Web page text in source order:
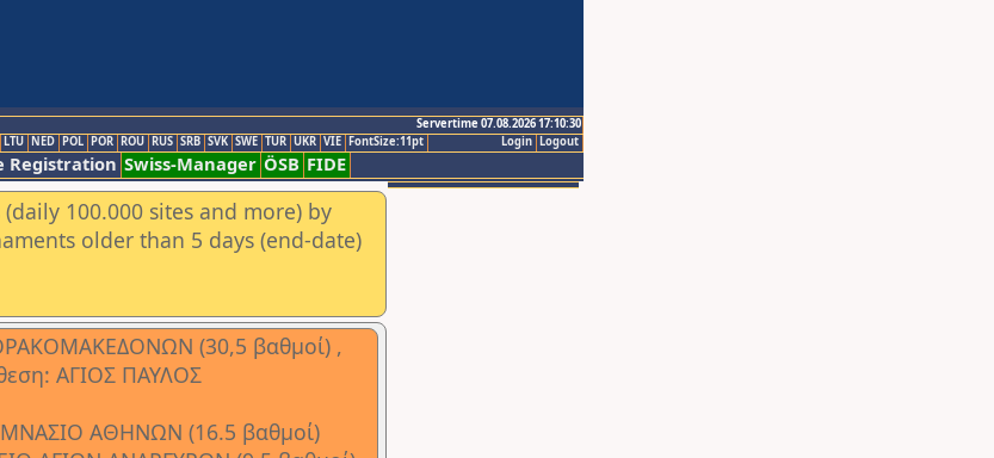
Servertime 07.08.2026 17:10:30
Logout
Login
LTU NED POL POR ROU RUS SRB SVK SWE TUR UKR VIE FontSize:11pt
Registration Swiss-Manager ÖSB FIDE
100.000 sites and more) by
older than 5 days (end-date)
(30,5 βαθμοί) ,
ΑΓΙΟΣ ΠΑΥΛΟΣ
ΑΘΗΝΩΝ (16.5 βαθμοί)